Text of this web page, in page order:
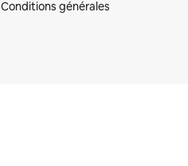
Conditions générales